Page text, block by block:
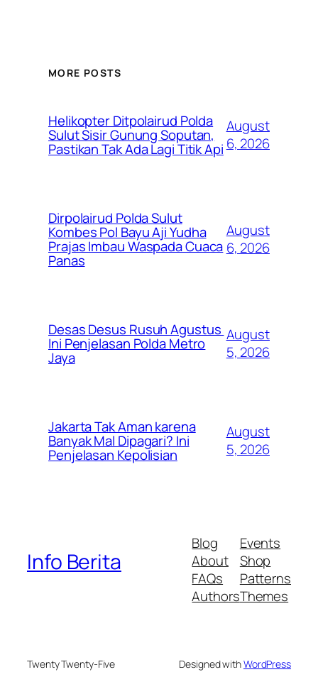
MORE POSTS
Helikopter Ditpolairud Polda
Sulut Sisir Gunung Soputan,
Pastikan Tak Ada Lagi Titik Api
August
6, 2026
Dirpolairud Polda Sulut
Kombes Pol Bayu Aji Yudha
Prajas Imbau Waspada Cuaca
Panas
August
6, 2026
Desas Desus Rusuh Agustus
Ini Penjelasan Polda Metro
Jaya
August
5, 2026
Jakarta Tak Aman karena
Banyak Mal Dipagari? Ini
Penjelasan Kepolisian
August
5, 2026
Info Berita
Blog
About
FAQs
Authors
Events
Shop
Patterns
Themes
Twenty Twenty-Five Designed withWordPress